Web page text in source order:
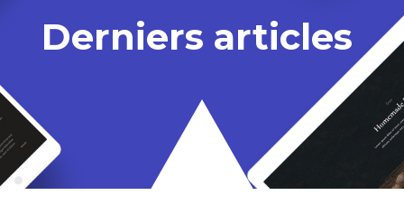
Derniers articles